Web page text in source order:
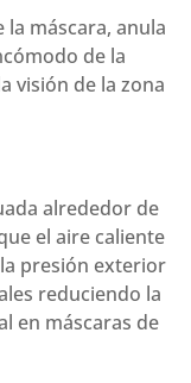
máscara, anula
de la
visión de la zona
alrededor de
el aire caliente
presión exterior
reduciendo la
en máscaras de